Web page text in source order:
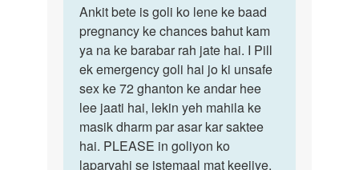
to
mujhe
ek
baat
puche
hai
agar…
by
ankit
Ankit
bete
is
goli
ko
lene…
Ankit bete is goli ko lene ke baad
pregnancy ke chances bahut kam
ya na ke barabar rah jate hai. I Pill
ek emergency goli hai jo ki unsafe
sex ke 72 ghanton ke andar hee
lee jaati hai, lekin yeh mahila ke
masik dharm par asar kar saktee
hai. PLEASE in goliyon ko
laparvahi se istemaal mat keejiye.